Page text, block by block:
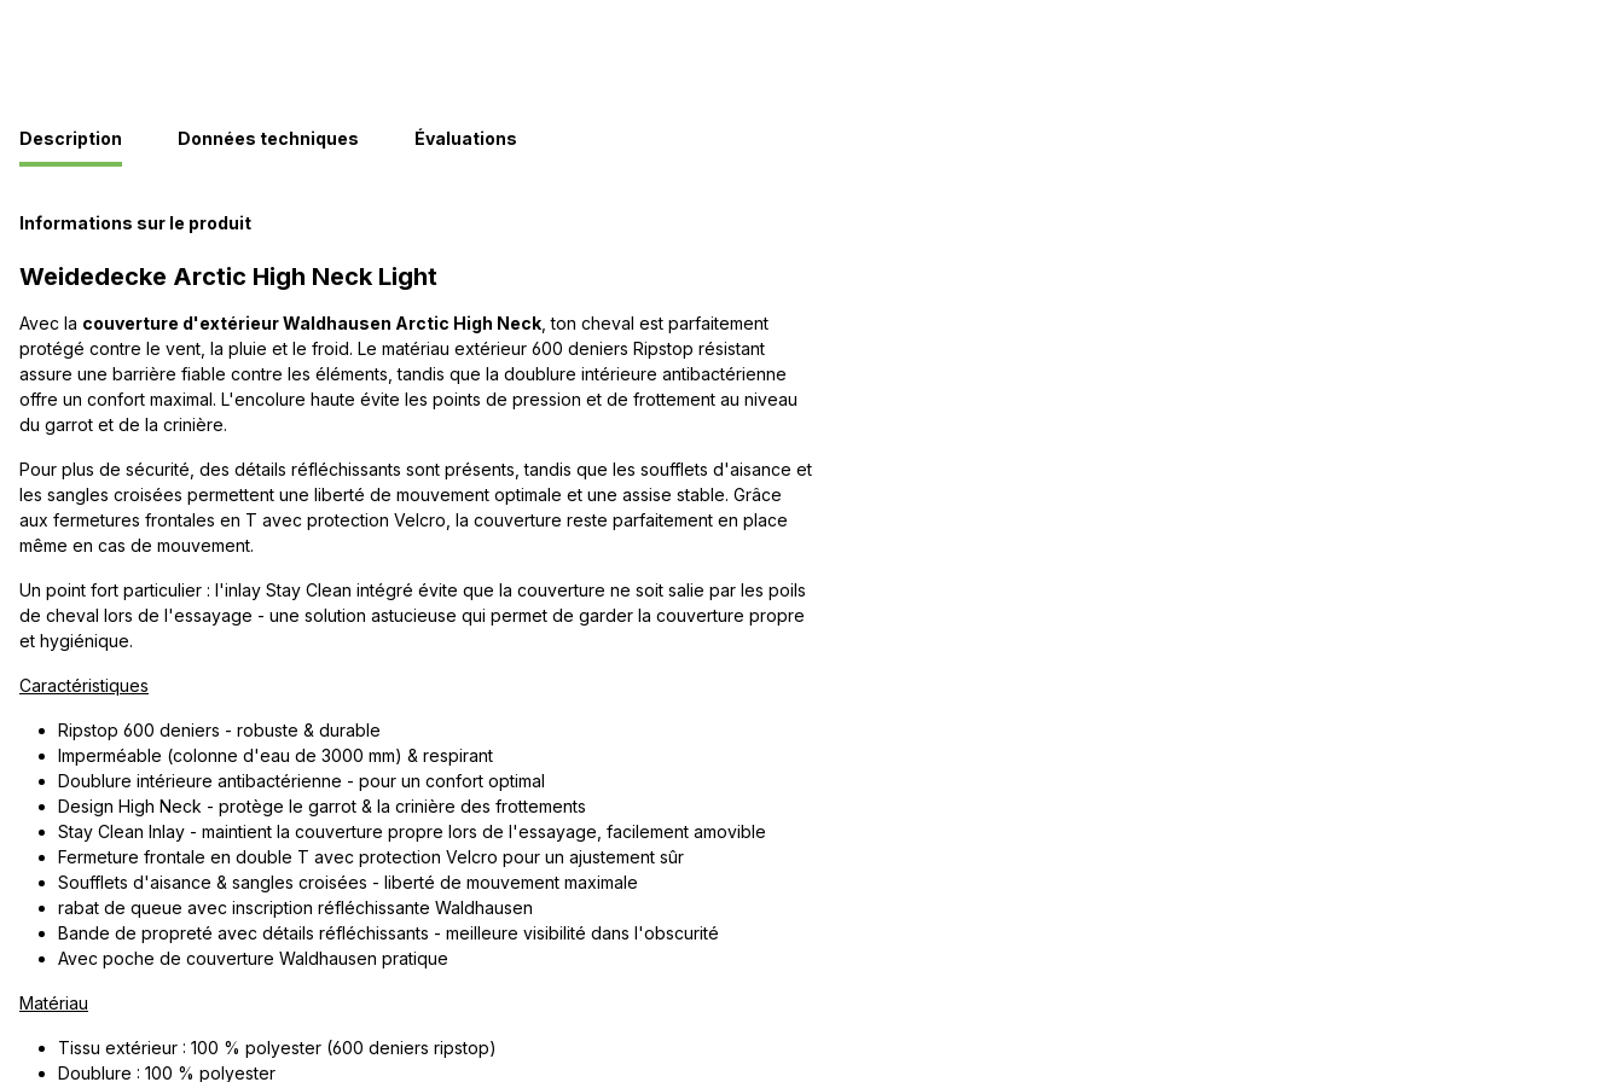
Description Données techniques Évaluations
Informations sur le produit
Weidedecke Arctic High Neck Light
Avec la couverture d'extérieur Waldhausen Arctic High Neck , ton cheval est parfaitement
protégé contre le vent, la pluie et le froid. Le matériau extérieur 600 deniers Ripstop résistant
assure une barrière fiable contre les éléments, tandis que la doublure intérieure antibactérienne
offre un confort maximal. L'encolure haute évite les points de pression et de frottement au niveau
du garrot et de la crinière.
Pour plus de sécurité, des détails réfléchissants sont présents, tandis que les soufflets d'aisance et
les sangles croisées permettent une liberté de mouvement optimale et une assise stable. Grâce
aux fermetures frontales en T avec protection Velcro, la couverture reste parfaitement en place
même en cas de mouvement.
Un point fort particulier : l'inlay Stay Clean intégré évite que la couverture ne soit salie par les poils
de cheval lors de l'essayage - une solution astucieuse qui permet de garder la couverture propre
et hygiénique.
Caractéristiques
Ripstop 600 deniers - robuste & durable
Imperméable (colonne d'eau de 3000 mm) & respirant
Doublure intérieure antibactérienne - pour un confort optimal
Design High Neck - protège le garrot & la crinière des frottements
Stay Clean Inlay - maintient la couverture propre lors de l'essayage, facilement amovible
Fermeture frontale en double T avec protection Velcro pour un ajustement sûr
Soufflets d'aisance & sangles croisées - liberté de mouvement maximale
rabat de queue avec inscription réfléchissante Waldhausen
Bande de propreté avec détails réfléchissants - meilleure visibilité dans l'obscurité
Avec poche de couverture Waldhausen pratique
Matériau
Tissu extérieur : 100 % polyester (600 deniers ripstop)
Doublure : 100 % polyester